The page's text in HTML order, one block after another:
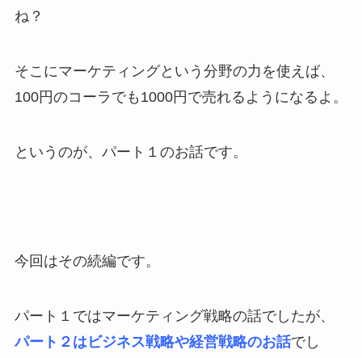
ね？
そこにマーケティングという分野の力を使えば、
100円のコーラでも1000円で売れるようになるよ。
というのが、パート１のお話です。
今回はその続編です。
パート１ではマーケティング戦略の話でしたが、
パート２はビジネス戦略や経営戦略のお話でし